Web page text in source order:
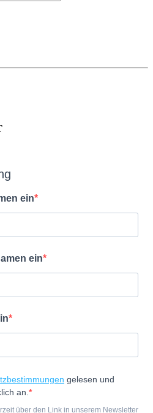
ein
ein
gelesen und
an.
über den Link in unserem Newsletter